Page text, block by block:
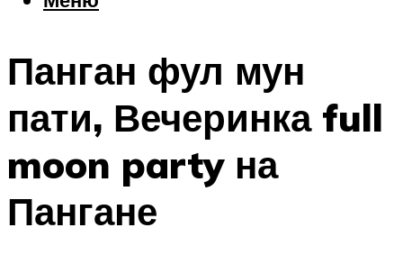
Шоппинг
Что посетить
Меню
Панган фул мун
пати, Вечеринка full
moon party на
Пангане